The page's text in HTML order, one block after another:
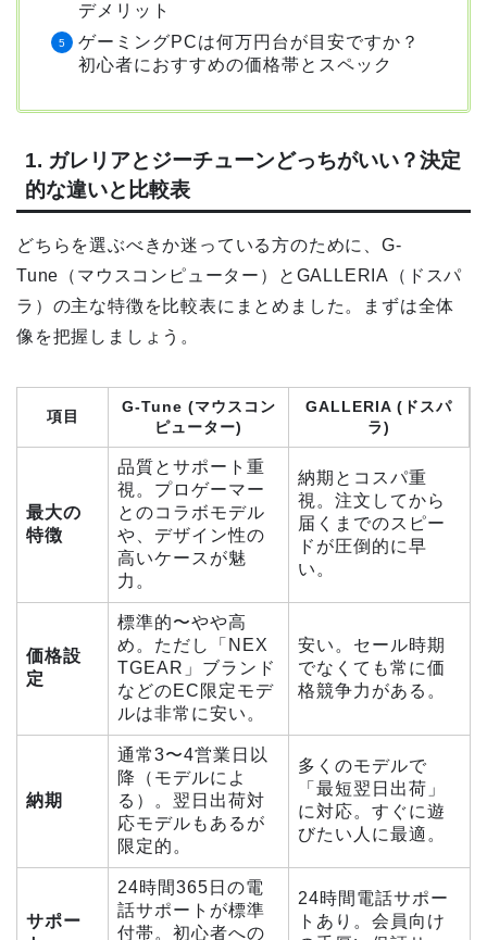
デメリット
ゲーミングPCは何万円台が目安ですか？
初心者におすすめの価格帯とスペック
1. ガレリアとジーチューンどっちがいい？決定
的な違いと比較表
どちらを選ぶべきか迷っている方のために、G-
Tune（マウスコンピューター）とGALLERIA（ドスパ
ラ）の主な特徴を比較表にまとめました。まずは全体
像を把握しましょう。
項目
G-Tune (マウスコン
ピューター)
GALLERIA (ドスパ
ラ)
最大の
特徴
品質とサポート重
視。プロゲーマー
とのコラボモデル
や、デザイン性の
高いケースが魅
力。
納期とコスパ重
視。注文してから
届くまでのスピー
ドが圧倒的に早
い。
価格設
定
標準的〜やや高
め。ただし「NEX
TGEAR」ブランド
などのEC限定モデ
ルは非常に安い。
安い。セール時期
でなくても常に価
格競争力がある。
納期
通常3〜4営業日以
降（モデルによ
る）。翌日出荷対
応モデルもあるが
限定的。
多くのモデルで
「最短翌日出荷」
に対応。すぐに遊
びたい人に最適。
サポー
24時間365日の電
話サポートが標準
付帯。初心者への
24時間電話サポー
トあり。会員向け